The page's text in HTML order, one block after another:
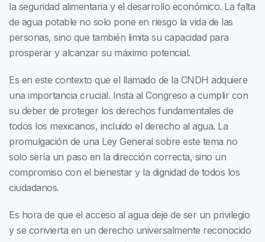
la seguridad alimentaria y el desarrollo económico. La falta
de agua potable no solo pone en riesgo la vida de las
personas, sino que también limita su capacidad para
prosperar y alcanzar su máximo potencial.
Es en este contexto que el llamado de la CNDH adquiere
una importancia crucial. Insta al Congreso a cumplir con
su deber de proteger los derechos fundamentales de
todos los mexicanos, incluido el derecho al agua. La
promulgación de una Ley General sobre este tema no
solo sería un paso en la dirección correcta, sino un
compromiso con el bienestar y la dignidad de todos los
ciudadanos.
Es hora de que el acceso al agua deje de ser un privilegio
y se convierta en un derecho universalmente reconocido